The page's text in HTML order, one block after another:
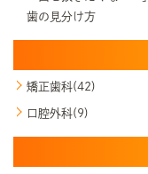
歯の見分け方
矯正歯科(42)
口腔外科(9)